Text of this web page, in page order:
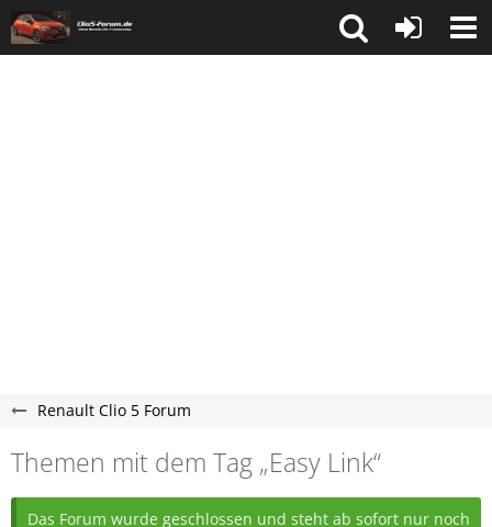
Renault Clio 5 Forum
Themen mit dem Tag „Easy Link“
Das Forum wurde geschlossen und steht ab sofort nur noch